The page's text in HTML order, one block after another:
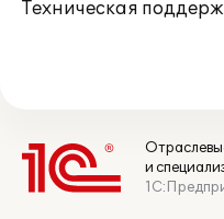
Техническая
и